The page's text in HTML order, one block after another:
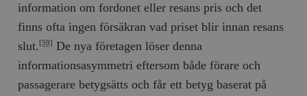
information om fordonet eller resans pris och det
finns ofta ingen försäkran vad priset blir innan resans
slut. [59] De nya företagen löser denna
informationsasymmetri eftersom både förare och
passagerare betygsätts och får ett betyg baserat på